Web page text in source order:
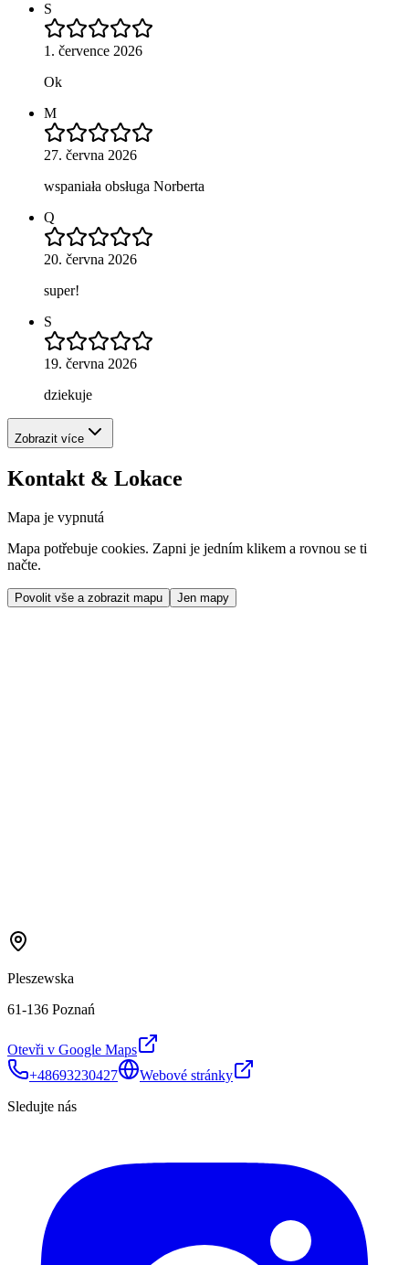
S
1. července 2026
Ok
M
27. června 2026
wspaniała obsługa Norberta
Q
20. června 2026
super!
S
19. června 2026
dziekuje
Zobrazit více
Kontakt & Lokace
Mapa je vypnutá
Mapa potřebuje cookies. Zapni je jedním klikem a rovnou se ti
načte.
Povolit vše a zobrazit mapu Jen mapy
Pleszewska
61-136 Poznań
Otevři v Google Maps
+48693230427
Webové stránky
Sledujte nás